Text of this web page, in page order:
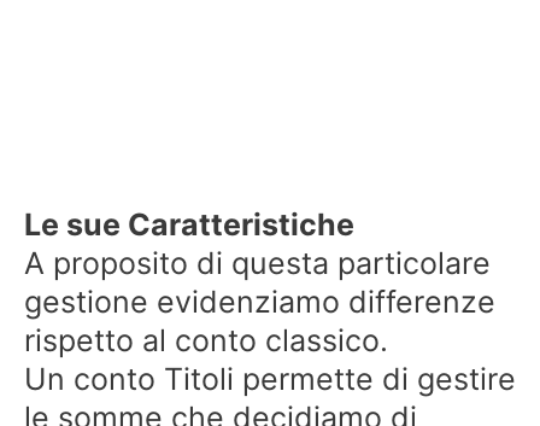
Le sue Caratteristiche
A proposito di questa particolare
gestione evidenziamo differenze
rispetto al conto classico.
Un conto Titoli permette di gestire
le somme che decidiamo di